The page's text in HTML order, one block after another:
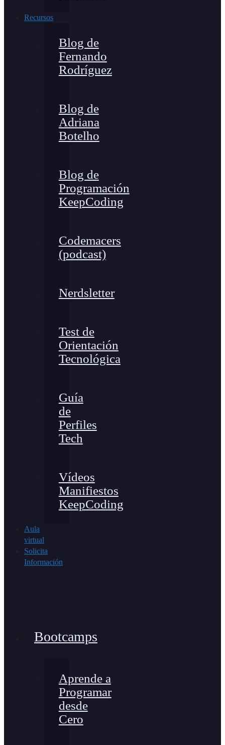
Recursos
Blog de
Fernando
Rodríguez
Blog de
Adriana
Botelho
Blog de
Programación
KeepCoding
Codemacers
(podcast)
Nerdsletter
Test de
Orientación
Tecnológica
Guía
de
Perfiles
Tech
Vídeos
Manifiestos
KeepCoding
Aula
virtual
Solicita
Información
Bootcamps
Aprende a
Programar
desde
Cero